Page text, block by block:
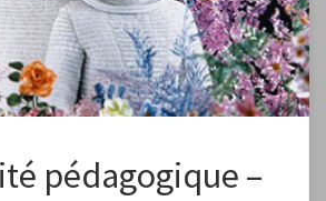
petit à petit une […]
pédagogique –